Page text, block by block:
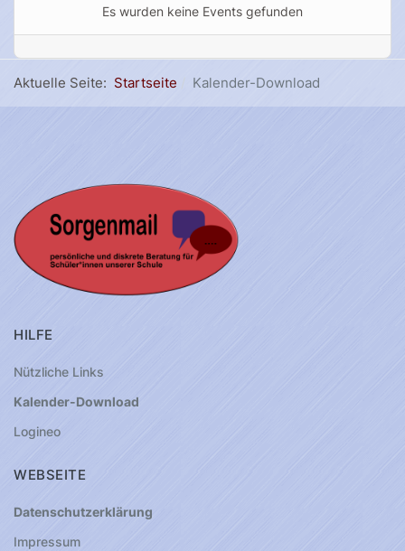
Es wurden keine Events gefunden
Aktuelle Seite: Startseite Kalender-Download
HILFE
Nützliche Links
Kalender-Download
Logineo
WEBSEITE
Datenschutzerklärung
Impressum